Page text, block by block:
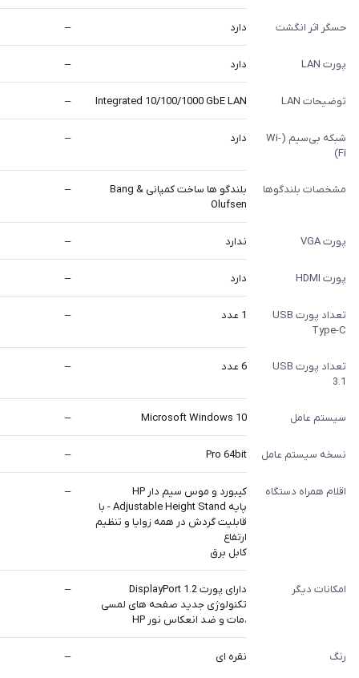
حسگر اثر انگشت دارد –
پورت LAN دارد –
توضیحات LAN Integrated 10/100/1000 GbE LAN
–
شبکه بی‌سیم (Wi-
Fi)
دارد –
مشخصات بلندگوها
بلندگو ها ساخت کمپانی Bang &
Olufsen
–
پورت VGA ندارد –
پورت HDMI دارد –
تعداد پورت USB
Type-C
1 عدد –
تعداد پورت USB
3.1
6 عدد –
سیستم عامل Microsoft Windows 10
–
نسخه سیستم عامل Pro 64bit
–
اقلام همراه دستگاه
کیبورد و موس سیم دار HP
پایه Adjustable Height Stand - با
قابلیت گردش در همه زوایا و تنظیم
ارتفاع
کابل برق
–
امکانات دیگر
دارای پورت DisplayPort 1.2
تکنولوژی جدید صفحه های لمسی
،مات و ضد انعکاس نور HP
–
رنگ نقره ای –